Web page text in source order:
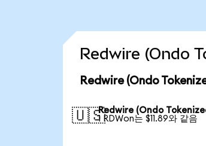
Redwire (Ondo
Redwire (Ondo
🇺🇸Redwire (Ondo
1 RDWon는 $11.89와 같음